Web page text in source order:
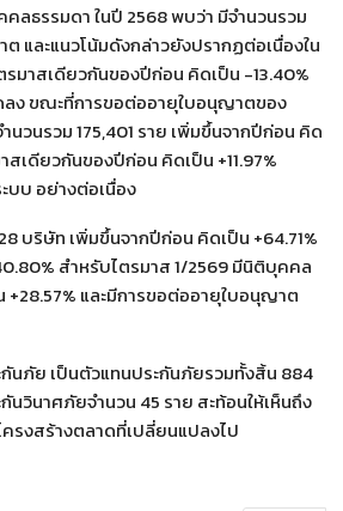
ธรรมดา ในปี 2568 พบว่า มีจำนวนรวม
และแนวโน้มดังกล่าวยังปรากฏต่อเนื่องใน
มาสเดียวกันของปีก่อน คิดเป็น -13.40%
ลง ขณะที่การขอต่ออายุใบอนุญาตของ
วนรวม 175,401 ราย เพิ่มขึ้นจากปีก่อน คิด
สเดียวกันของปีก่อน คิดเป็น +11.97%
บบ อย่างต่อเนื่อง
บริษัท เพิ่มขึ้นจากปีก่อน คิดเป็น +64.71%
สำหรับไตรมาส 1/2569 มีนิติบุคคล
และมีการขอต่ออายุใบอนุญาต
นภัย เป็นตัวแทนประกันภัยรวมทั้งสิ้น 884
วินาศภัยจำนวน 45 ราย สะท้อนให้เห็นถึง
รงสร้างตลาดที่เปลี่ยนแปลงไป